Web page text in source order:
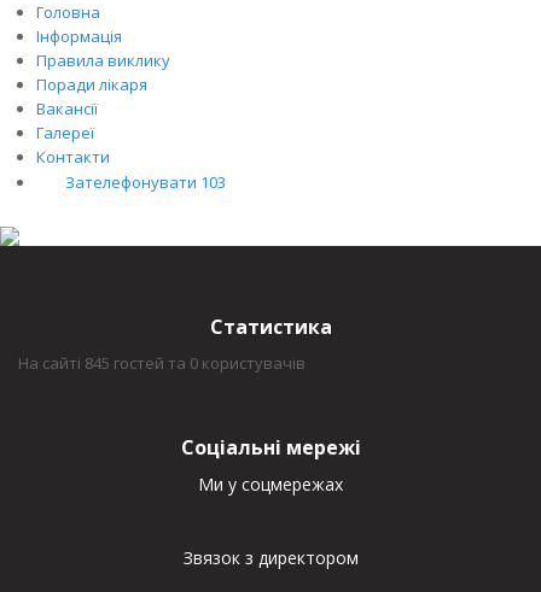
Головна
Інформація
Правила виклику
Поради лікаря
Вакансії
Галереї
Контакти
Зателефонувати 103
Статистика
На сайті 845 гостей та 0 користувачів
Соціальні мережі
Ми у соцмережах
Звязок з директором